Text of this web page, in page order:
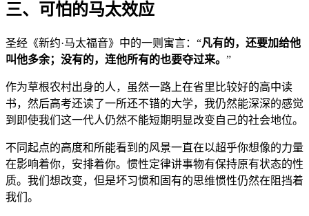
三、可怕的马太效应
圣经《新约·马太福音》中的一则寓言：“凡有的，还要加给他
叫他多余；没有的，连他所有的也要夺过来。 ”
作为草根农村出身的人，虽然一路上在省里比较好的高中读
书，然后高考还读了一所还不错的大学，我仍然能深深的感觉
到即使我们这一代人仍然不能短期明显改变自己的社会地位。
不同起点的高度和所能看到的风景一直在以超乎你想像的力量
在影响着你，安排着你。惯性定律讲事物有保持原有状态的性
质。我们想改变，但是坏习惯和固有的思维惯性仍然在阻挡着
我们。